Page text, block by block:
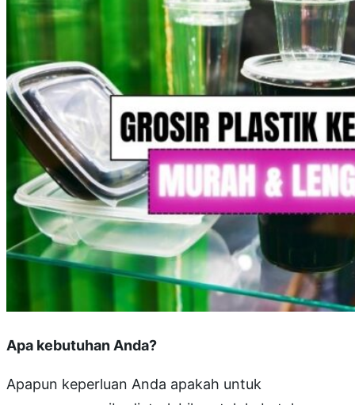
Apa kebutuhan Anda?
Apapun keperluan Anda apakah untuk